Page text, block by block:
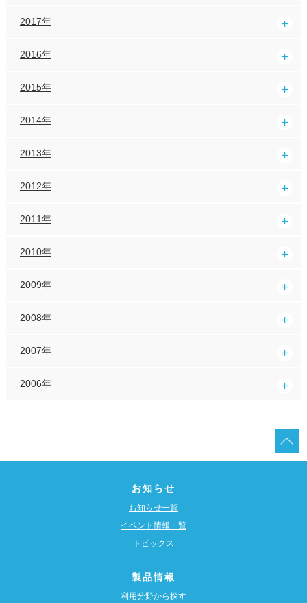
2017年
2016年
2015年
2014年
2013年
2012年
2011年
2010年
2009年
2008年
2007年
2006年
お知らせ
お知らせ一覧
イベント情報一覧
トピックス
製品情報
利用分野から探す